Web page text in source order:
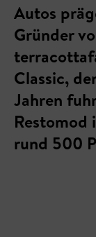
Autos
Gründer
Classic,
Jahren
Restomod
rund 500